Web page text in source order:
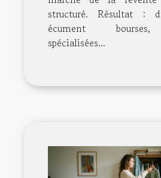
structuré. Résultat :
écument bourses,
spécialisées...